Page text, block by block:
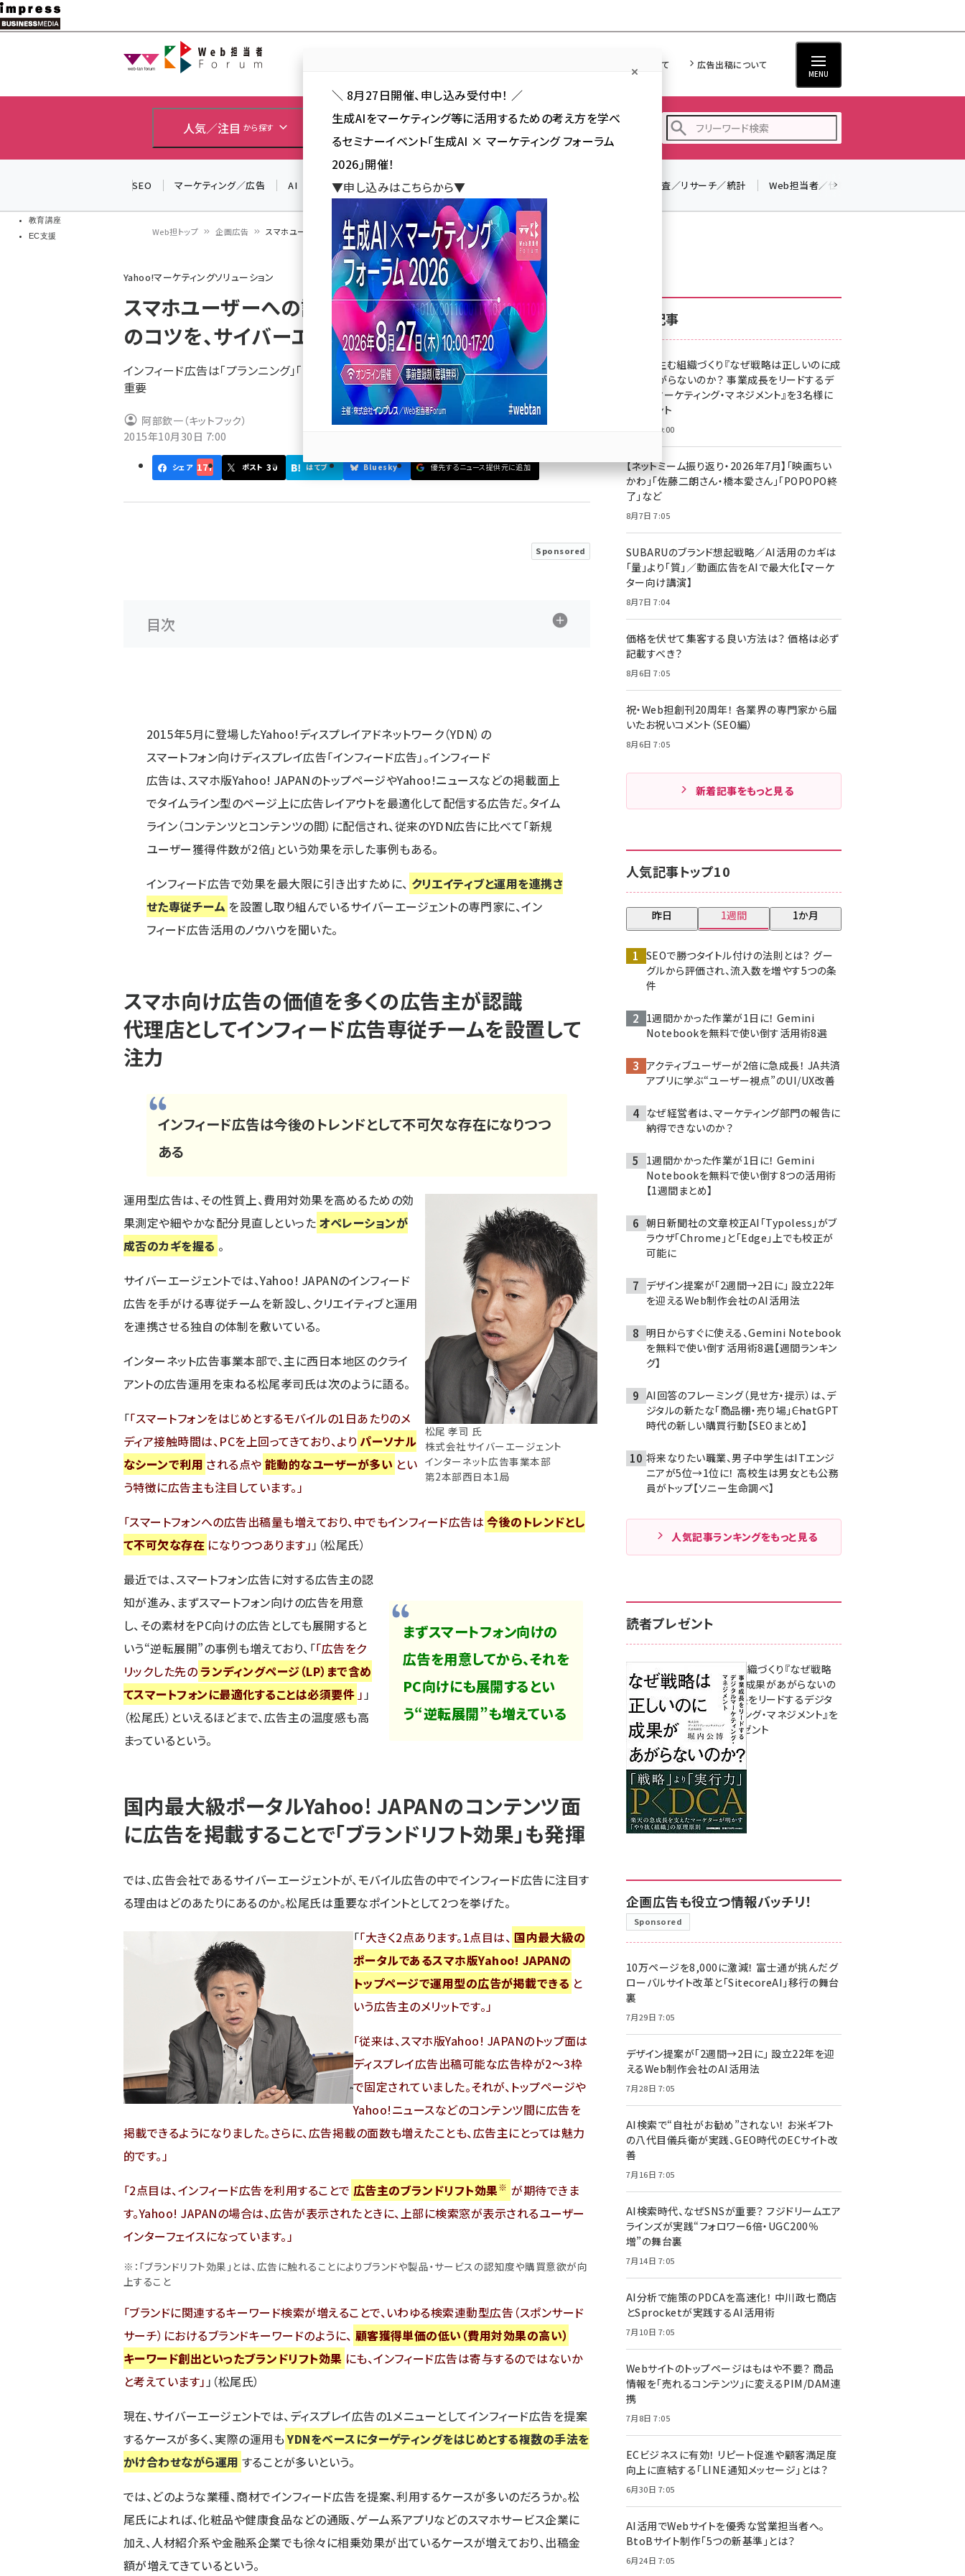
メ
イ
教育講座
EC支援
Web担当者Forum
Web担について 広告出稿について
MENU
人気／注目 から探す カテゴリ／種別 から探す セミナー／イベント から探す
z世代 (1623)
meo (1277)
llmo (1166)
SEO マーケティング／広告 AI SNS アクセス解析／データ分析 調査／リサーチ／統計 Web担当者／仕事
ン
く
ず
Web担トップ 企画広告 スマホユーザーへの訴求の切り札「インフィード広告」のコツを、サイバーエージェントの専門家に聞いた
Yahoo!マーケティングソリューション
スマホユーザーへの訴求の切り札「インフィード広告」
のコツを、サイバーエージェントの専門家に聞いた
インフィード広告は「プランニング」「クリエイティブ」「運用体制」の三位一体オペレーションが
重要
阿部欽一（キットフック）
2015年10月30日 7:00
シェア 177 ポスト 30 はてブ Bluesky 優先するニュース提供元に追加
Sponsored
目次
2015年5月に登場したYahoo!ディスプレイアドネットワーク（YDN）の
スマートフォン向けディスプレイ広告「インフィード広告」。インフィード
広告は、スマホ版Yahoo! JAPANのトップページやYahoo!ニュースなどの掲載面上
でタイムライン型のページ上に広告レイアウトを最適化して配信する広告だ。タイム
ライン（コンテンツとコンテンツの間）に配信され、従来のYDN広告に比べて「新規
ユーザー獲得件数が2倍」という効果を示した事例もある。
インフィード広告で効果を最大限に引き出すために、 クリエイティブと運用を連携さ
せた専従チーム を設置し取り組んでいるサイバーエージェントの専門家に、イン
フィード広告活用のノウハウを聞いた。
スマホ向け広告の価値を多くの広告主が認識
代理店としてインフィード広告専従チームを設置して
注力
インフィード広告は今後のトレンドとして不可欠な存在になりつつ
ある
松尾 孝司 氏
株式会社サイバーエージェント
インターネット広告事業本部
第2本部西日本1局
運用型広告は、その性質上、費用対効果を高めるための効
果測定や細やかな配分見直しといった オペレーションが
成否のカギを握る 。
サイバーエージェントでは、Yahoo! JAPANのインフィード
広告を手がける専従チームを新設し、クリエイティブと運用
を連携させる独自の体制を敷いている。
インターネット広告事業本部で、主に西日本地区のクライ
アントの広告運用を束ねる松尾孝司氏は次のように語る。
「 スマートフォンをはじめとするモバイルの1日あたりのメ
ディア接触時間は、PCを上回ってきており、より パーソナル
なシーンで利用 される点や 能動的なユーザーが多い とい
う特徴に広告主も注目しています。
スマートフォンへの広告出稿量も増えており、中でもインフィード広告は 今後のトレンドとし
て不可欠な存在 になりつつあります 」（松尾氏）
まずスマートフォン向けの
広告を用意してから、それを
PC向けにも展開するとい
う“逆転展開”も増えている
最近では、スマートフォン広告に対する広告主の認
知が進み、まずスマートフォン向けの広告を用意
し、その素材をPC向けの広告としても展開すると
いう“逆転展開”の事例も増えており、「 広告をク
リックした先のランディングページ（LP）まで含め
てスマートフォンに最適化することは必須要件
」
（松尾氏）といえるほどまで、広告主の温度感も高
まっているという。
国内最大級ポータルYahoo! JAPANのコンテンツ面
に広告を掲載することで「ブランドリフト効果」も発揮
では、広告会社であるサイバーエージェントが、モバイル広告の中でインフィード広告に注目す
る理由はどのあたりにあるのか。松尾氏は重要なポイントとして2つを挙げた。
「 大きく2点あります。1点目は、 国内最大級の
ポータルであるスマホ版Yahoo! JAPANの
トップページで運用型の広告が掲載できる と
いう広告主のメリットです。
従来は、スマホ版Yahoo! JAPANのトップ面は
ディスプレイ広告出稿可能な広告枠が2～3枠
で固定されていました。それが、トップページや
Yahoo!ニュースなどのコンテンツ間に広告を
掲載できるようになりました。さらに、広告掲載の面数も増えたことも、広告主にとっては魅力
的です。
2点目は、インフィード広告を利用することで 広告主のブランドリフト効果※ が期待できま
す。Yahoo! JAPANの場合は、広告が表示されたときに、上部に検索窓が表示されるユーザー
インターフェイスになっています。
※：「ブランドリフト効果」とは、広告に触れることによりブランドや製品・サービスの認知度や購買意欲が向
上すること
ブランドに関連するキーワード検索が増えることで、いわゆる検索連動型広告（スポンサード
サーチ）におけるブランドキーワードのように、 顧客獲得単価の低い（費用対効果の高い）
キーワード創出といったブランドリフト効果 にも、インフィード広告は寄与するのではないか
と考えています 」（松尾氏）
現在、サイバーエージェントでは、ディスプレイ広告の1メニューとしてインフィード広告を提案
するケースが多く、実際の運用もYDNをベースにターゲティングをはじめとする複数の手法を
かけ合わせながら運用 することが多いという。
では、どのような業種、商材でインフィード広告を提案、利用するケースが多いのだろうか。松
尾氏によれば、化粧品や健康食品などの通販、ゲーム系アプリなどのスマホサービス企業に
加え、人材紹介系や金融系企業でも徐々に相乗効果が出ているケースが増えており、出稿金
額が増えてきているという。
新着記事
成果を生む組織づくり『なぜ戦略は正しいのに成
果があがらないのか？ 事業成長をリードするデ
ジタルマーケティング・マネジメント』を3名様に
プレゼント
8月7日 10:00
【ネットミーム振り返り・2026年7月】「映画ちい
かわ」「佐藤二朗さん・橋本愛さん」「POPOPO終
了」など
8月7日 7:05
SUBARUのブランド想起戦略／AI活用のカギは
「量」より「質」／動画広告をAIで最大化【マーケ
ター向け講演】
8月7日 7:04
価格を伏せて集客する良い方法は？ 価格は必ず
記載すべき？
8月6日 7:05
祝・Web担創刊20周年！ 各業界の専門家から届
いたお祝いコメント（SEO編）
8月6日 7:05
新着記事をもっと見る
人気記事トップ10
昨日 1週間 1か月
SEOで勝つタイトル付けの法則とは？ グー
グルから評価され、流入数を増やす5つの条
件
1週間かかった作業が1日に！ Gemini
Notebookを無料で使い倒す活用術8選
アクティブユーザーが2倍に急成長！ JA共済
アプリに学ぶ“ユーザー視点”のUI/UX改善
なぜ経営者は、マーケティング部門の報告に
納得できないのか？
1週間かかった作業が1日に！ Gemini
Notebookを無料で使い倒す8つの活用術
【1週間まとめ】
朝日新聞社の文章校正AI「Typoless」がブ
ラウザ「Chrome」と「Edge」上でも校正が
可能に
デザイン提案が「2週間→2日に」 設立22年
を迎えるWeb制作会社のAI活用法
明日からすぐに使える、Gemini Notebook
を無料で使い倒す活用術8選【週間ランキン
グ】
AI回答のフレーミング（見せ方・提示）は、デ
ジタルの新たな「商品棚・売り場」――ChatGPT
時代の新しい購買行動【SEOまとめ】
将来なりたい職業、男子中学生はITエンジ
ニアが5位→1位に！ 高校生は男女とも公務
員がトップ【ソニー生命調べ】
人気記事ランキングをもっと見る
読者プレゼント
成果を生む組織づくり『なぜ戦略
は正しいのに成果があがらないの
か？ 事業成長をリードするデジタ
ルマーケティング・マネジメント』を
3名様にプレゼント
8月7日 10:00
企画広告も役立つ情報バッチリ！
Sponsored
10万ページを8,000に激減！ 富士通が挑んだグ
ローバルサイト改革と「SitecoreAI」移行の舞台
裏
7月29日 7:05
デザイン提案が「2週間→2日に」 設立22年を迎
えるWeb制作会社のAI活用法
7月28日 7:05
AI検索で“自社がお勧め”されない！ お米ギフト
の八代目儀兵衛が実践、GEO時代のECサイト改
善
7月16日 7:05
AI検索時代、なぜSNSが重要？ フジドリームエア
ラインズが実践“フォロワー6倍・UGC200％
増”の舞台裏
7月14日 7:05
AI分析で施策のPDCAを高速化！ 中川政七商店
とSprocketが実践するAI活用術
7月10日 7:05
Webサイトのトップページはもはや不要？ 商品
情報を「売れるコンテンツ」に変えるPIM/DAM連
携
7月8日 7:05
ECビジネスに有効！ リピート促進や顧客満足度
向上に直結する「LINE通知メッセージ」とは？
6月30日 7:05
AI活用でWebサイトを優秀な営業担当者へ。
BtoBサイト制作「5つの新基準」とは？
6月24日 7:05
＼ 8月27日開催、申し込み受付中！ ／
生成AIをマーケティング等に活用するための考え方を学べ
るセミナーイベント「生成AI × マーケティング フォーラム
2026」開催！
▼申し込みはこちらから▼